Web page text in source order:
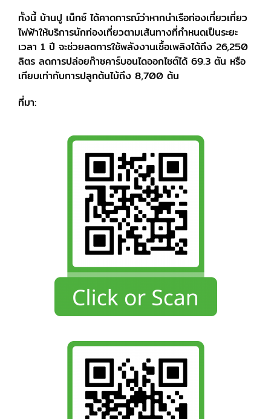
ทั้งนี้ บ้านปู เน็กซ์ ได้คาดการณ์ว่าหากนำเรือท่องเที่ยวเที่ยว
ไฟฟ้าให้บริการนักท่องเที่ยวตามเส้นทางที่กำหนดเป็นระยะ
เวลา 1 ปี จะช่วยลดการใช้พลังงานเชื้อเพลิงได้ถึง 26,250
ลิตร ลดการปล่อยก๊าซคาร์บอนไดออกไซต์ได้ 69.3 ตัน หรือ
เทียบเท่ากับการปลูกต้นไม้ถึง 8,700 ต้น
ที่มา: